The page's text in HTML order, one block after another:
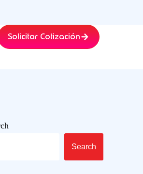
Solicitar Cotización
Search